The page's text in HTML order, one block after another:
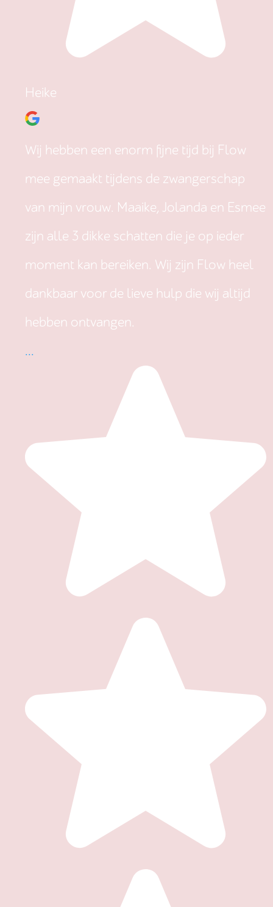
Heike
Wij hebben een enorm fijne tijd bij Flow
mee gemaakt tijdens de zwangerschap
van mijn vrouw. Maaike, Jolanda en Esmee
zijn alle 3 dikke schatten die je op ieder
moment kan bereiken. Wij zijn Flow heel
dankbaar voor de lieve hulp die wij altijd
hebben ontvangen.
...